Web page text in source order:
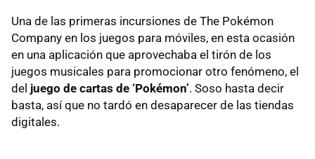
Una de las primeras incursiones de The Pokémon
Company en los juegos para móviles, en esta ocasión
en una aplicación que aprovechaba el tirón de los
juegos musicales para promocionar otro fenómeno, el
del juego de cartas de ‘Pokémon’. Soso hasta decir
basta, así que no tardó en desaparecer de las tiendas
digitales.